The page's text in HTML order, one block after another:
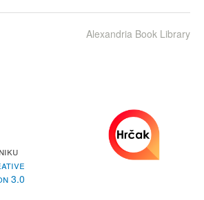
Alexandria Book Library
3.0